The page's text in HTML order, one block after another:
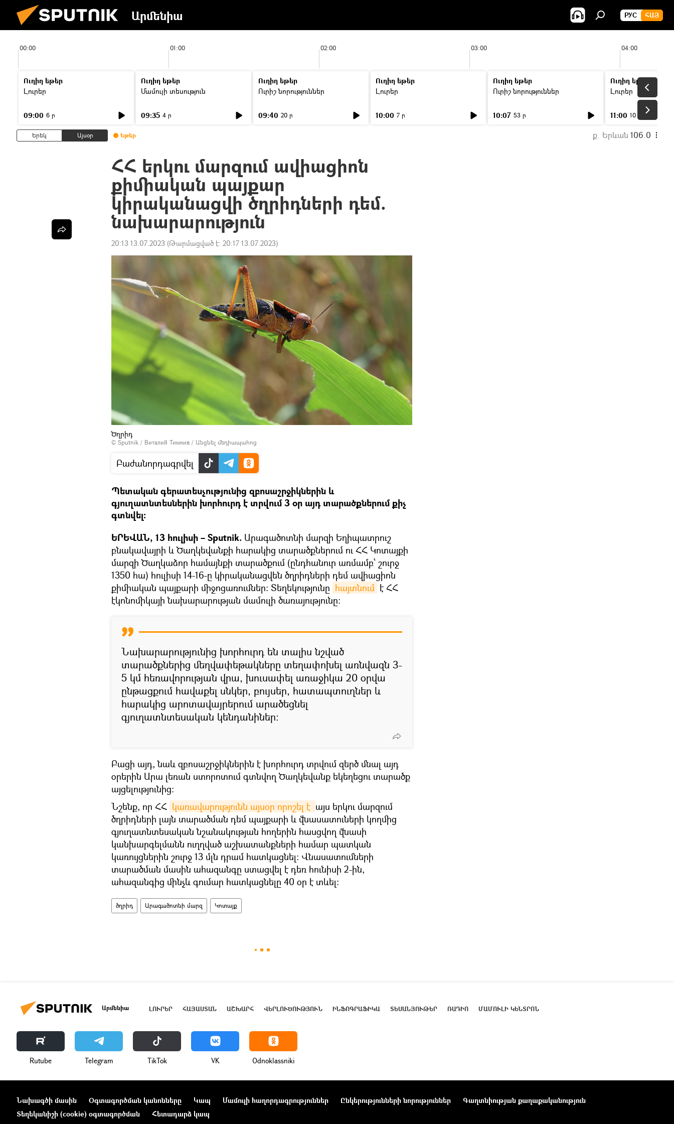
Արմենիա РУС ՀԱՅ
00:00 01:00 02:00 03:00 04:00
Ուղիղ եթեր
Լուրեր
09:00 6 ր
Ուղիղ եթեր
Մամուլի տեսություն
09:35 4 ր
Ուղիղ եթեր
Ուրիշ նորություններ
09:40 20 ր
Ուղիղ եթեր
Լուրեր
10:00 7 ր
Ուղիղ եթեր
Ուրիշ նորություններ
10:07 53 ր
Ուղիղ եթեր
Լուրեր
11:00 10 ր
Երեկ Այսօր Եթեր ք. Երևան 106.0
ՀՀ երկու մարզում ավիացիոն
քիմիական պայքար
կիրականացվի ծղրիդների դեմ.
նախարարություն
20:13 13.07.2023 (Թարմացված է: 20:17 13.07.2023)
Ծղրիդ
© Sputnik / Виталий Тимкив / Անցնել մեդիապահոց
Բաժանորդագրվել
Պետական գերատեսչությունից զբոսաշրջիկներին և
գյուղատնտեսներին խորհուրդ է տրվում 3 օր այդ տարածքներում քիչ
գտնվել։
ԵՐԵՎԱՆ, 13 հուլիսի – Sputnik. Արագածոտնի մարզի Եղիպատրուշ
բնակավայրի և Ծաղկեվանքի հարակից տարածքներում ու ՀՀ Կոտայքի
մարզի Ծաղկաձոր համայնքի տարածքում (ընդհանուր առմամբ՝ շուրջ
1350 հա) հուլիսի 14-16-ը կիրականացվեն ծղրիդների դեմ ավիացիոն
քիմիական պայքարի միջոցառումներ։ Տեղեկությունը հայտնում է ՀՀ
էկոնոմիկայի նախարարության մամուլի ծառայությունը։
Նախարարությունից խորհուրդ են տալիս նշված
տարածքներից մեղվափեթակները տեղափոխել առնվազն 3-
5 կմ հեռավորության վրա, խուսափել առաջիկա 20 օրվա
ընթացքում հավաքել սնկեր, բույսեր, հատապտուղներ և
հարակից արոտավայրերում արածեցնել
գյուղատնտեսական կենդանիներ։
Բացի այդ, նաև զբոսաշրջիկներին է խորհուրդ տրվում զերծ մնալ այդ
օրերին Արա լեռան ստորոտում գտնվող Ծաղկեվանք եկեղեցու տարածք
այցելությունից։
Նշենք, որ ՀՀ կառավարությունն այսօր որոշել է այս երկու մարզում
ծղրիդների լայն տարածման դեմ պայքարի և վնասատուների կողմից
գյուղատնտեսական նշանակության հողերին հասցվող վնասի
կանխարգելմանն ուղղված աշխատանքների համար պատկան
կառույցներին շուրջ 13 մլն դրամ հատկացնել։ Վնասատումների
տարածման մասին ահազանգը ստացվել է դեռ հունիսի 2-ին,
ահազանգից մինչև գումար հատկացնելը 40 օր է տևել։
ծղրիդ Արագածոտնի մարզ Կոտայք
Արմենիա ԼՈՒՐԵՐ ՀԱՅԱՍՏԱՆ ԱՇԽԱՐՀ ՎԵՐԼՈՒԾՈՒԹՅՈՒՆ ԻՆՖՈԳՐԱՖԻԿԱ ՏԵՍԱՆՅՈՒԹԵՐ ՌԱԴԻՈ ՄԱՄՈՒԼԻ ԿԵՆՏՐՈՆ
Rutube Telegram ТikТоk VK Odnoklassniki
Նախագծի մասին Օգտագործման կանոնները Կապ Մամուլի հաղորդագրություններ Ընկերությունների նորություններ
Գաղտնիության քաղաքականություն
Տեղեկանիշի (cookie) օգտագործման
Հետադարձ կապ